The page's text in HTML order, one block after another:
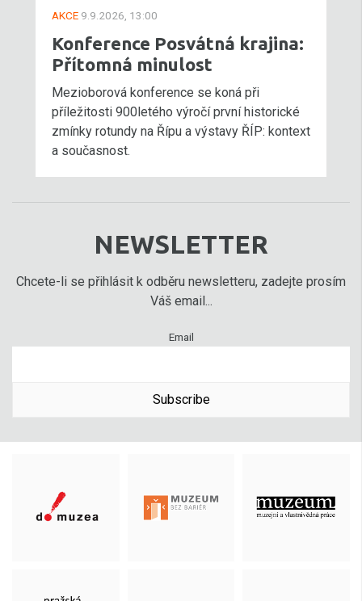
AKCE 9.9.2026, 13:00
Konference Posvátná krajina:
Přítomná minulost
Mezioborová konference se koná při
příležitosti 900letého výročí první historické
zmínky rotundy na Řípu a výstavy ŘÍP: kontext
a současnost.
NEWSLETTER
Chcete-li se přihlásit k odběru newsletteru, zadejte prosím
Váš email...
Email
Subscribe